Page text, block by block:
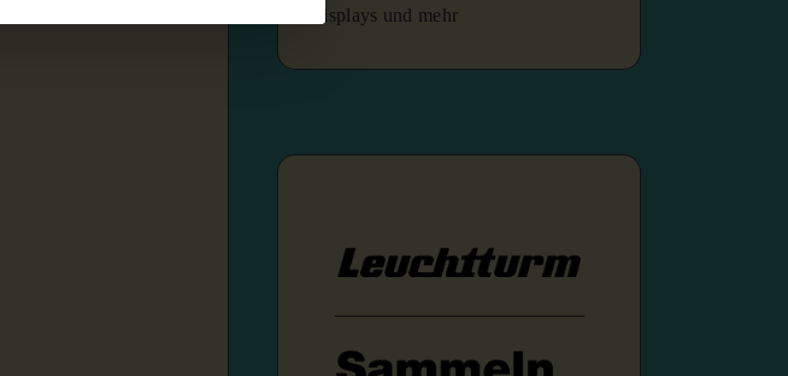
Displays und mehr